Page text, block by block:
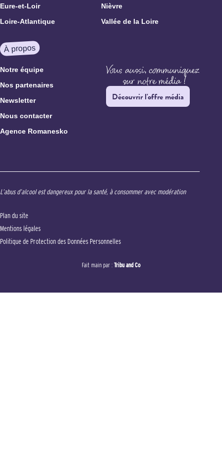
Eure-et-Loir
Nièvre
Loire-Atlantique
Vallée de la Loire
À propos
Notre équipe
Nos partenaires
Newsletter
Nous contacter
Agence Romanesko
Découvrir l'offre média
L’abus d’alcool est dangereux pour la santé, à consommer avec modération
Plan du site
Mentions légales
Politique de Protection des Données Personnelles
Fait main par : Tribu and Co